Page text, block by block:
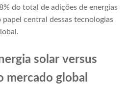
do total de adições de energias
central dessas tecnologias
solar versus
mercado global